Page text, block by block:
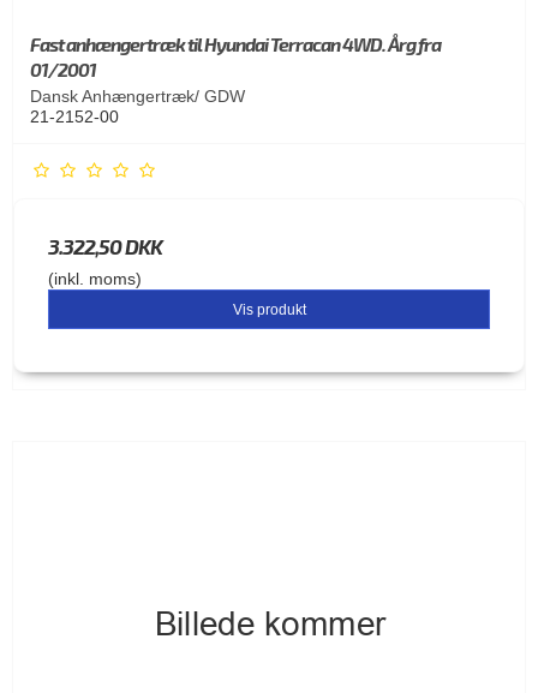
Fast anhængertræk til Hyundai Terracan 4WD. Årg fra
01/2001
Dansk Anhængertræk/ GDW
21-2152-00
3.322,50 DKK
(inkl. moms)
Vis produkt